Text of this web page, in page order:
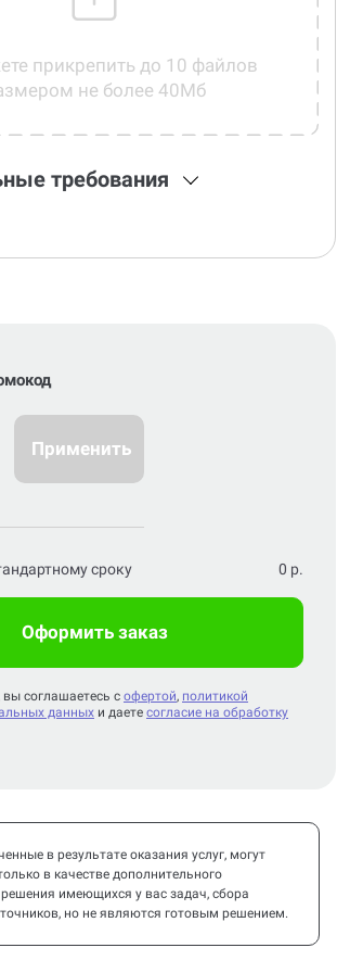
прикрепить до 10 файлов
не более 40Мб
требования
Применить
сроку 0 р.
Оформить заказ
соглашаетесь с офертой, политикой
данных и даете согласие на обработку
в результате оказания услуг, могут
в качестве дополнительного
имеющихся у вас задач, сбора
но не являются готовым решением.